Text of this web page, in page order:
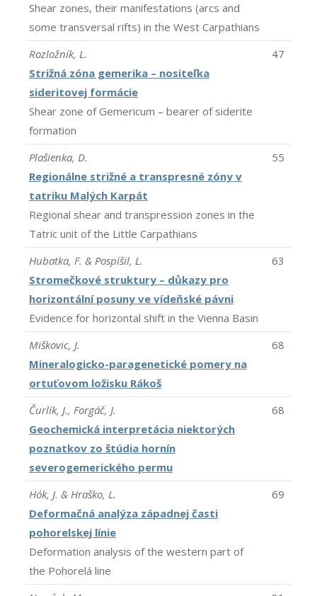
Shear zones, their manifestations (arcs and
some transversal rifts) in the West Carpathians
Rozložník, L.
Strižná zóna gemerika – nositeľka
sideritovej formácie
Shear zone of Gemericum – bearer of siderite
formation
47
Plašienka, D.
Regionálne strižné a transpresné zóny v
tatriku Malých Karpát
Regional shear and transpression zones in the
Tatric unit of the Little Carpathians
55
Hubatka, F. & Pospíšil, L.
Stromečkové struktury – důkazy pro
horizontální posuny ve vídeňské pávni
Evidence for horizontal shift in the Vienna Basin
63
Miškovic, J.
Mineralogicko-paragenetické pomery na
ortuťovom ložisku Rákoš
68
Čurlík, J., Forgáč, J.
Geochemická interpretácia niektorých
poznatkov zo štúdia hornín
severogemerického permu
68
Hók, J. & Hraško, L.
Deformačná analýza západnej časti
pohorelskej línie
Deformation analysis of the western part of
the Pohorelá line
69